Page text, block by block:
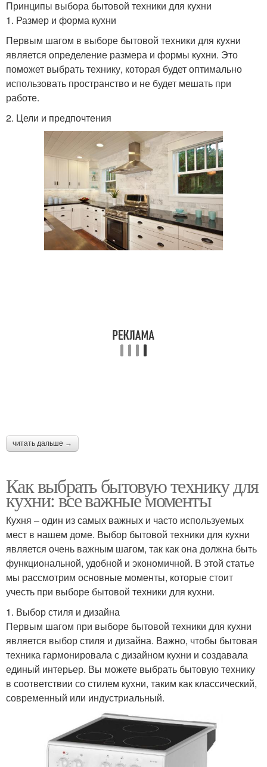
Принципы выбора бытовой техники для кухни
1. Размер и форма кухни
Первым шагом в выборе бытовой техники для кухни
является определение размера и формы кухни. Это
поможет выбрать технику, которая будет оптимально
использовать пространство и не будет мешать при
работе.
2. Цели и предпочтения
читать дальше →
Как выбрать бытовую технику для
кухни: все важные моменты
Кухня – один из самых важных и часто используемых
мест в нашем доме. Выбор бытовой техники для кухни
является очень важным шагом, так как она должна быть
функциональной, удобной и экономичной. В этой статье
мы рассмотрим основные моменты, которые стоит
учесть при выборе бытовой техники для кухни.
1. Выбор стиля и дизайна
Первым шагом при выборе бытовой техники для кухни
является выбор стиля и дизайна. Важно, чтобы бытовая
техника гармонировала с дизайном кухни и создавала
единый интерьер. Вы можете выбрать бытовую технику
в соответствии со стилем кухни, таким как классический,
современный или индустриальный.